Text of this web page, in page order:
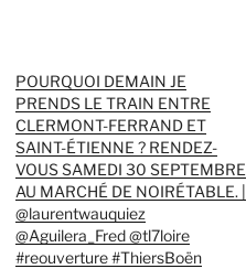
POURQUOI DEMAIN JE
PRENDS LE TRAIN ENTRE
CLERMONT-FERRAND ET
SAINT-ÉTIENNE ? RENDEZ-
VOUS SAMEDI 30 SEPTEMBRE
AU MARCHÉ DE NOIRÉTABLE. |
@laurentwauquiez
@Aguilera_Fred @tl7loire
#reouverture #ThiersBoën